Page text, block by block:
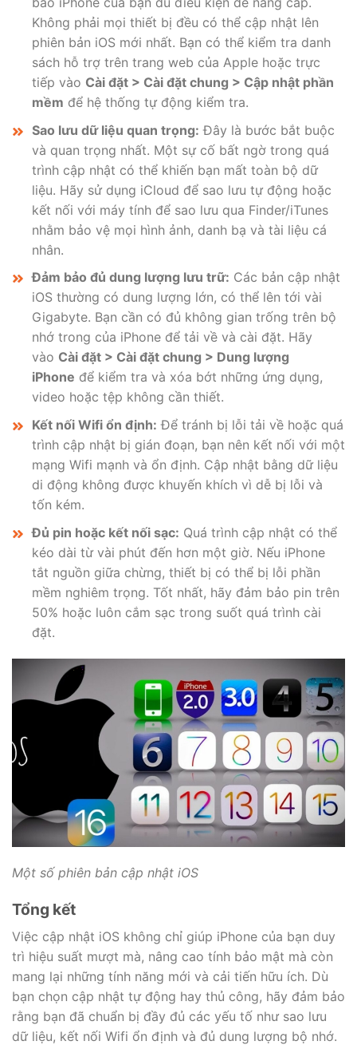
Không phải mọi thiết bị đều có thể cập nhật lên
phiên bản iOS mới nhất. Bạn có thể kiểm tra danh
sách hỗ trợ trên trang web của Apple hoặc trực
tiếp vào Cài đặt > Cài đặt chung > Cập nhật phần
mềm để hệ thống tự động kiểm tra.
Sao lưu dữ liệu quan trọng: Đây là bước bắt buộc
và quan trọng nhất. Một sự cố bất ngờ trong quá
trình cập nhật có thể khiến bạn mất toàn bộ dữ
liệu. Hãy sử dụng iCloud để sao lưu tự động hoặc
kết nối với máy tính để sao lưu qua Finder/iTunes
nhằm bảo vệ mọi hình ảnh, danh bạ và tài liệu cá
nhân.
Đảm bảo đủ dung lượng lưu trữ: Các bản cập nhật
iOS thường có dung lượng lớn, có thể lên tới vài
Gigabyte. Bạn cần có đủ không gian trống trên bộ
nhớ trong của iPhone để tải về và cài đặt. Hãy
vào Cài đặt > Cài đặt chung > Dung lượng
iPhone để kiểm tra và xóa bớt những ứng dụng,
video hoặc tệp không cần thiết.
Kết nối Wifi ổn định: Để tránh bị lỗi tải về hoặc quá
trình cập nhật bị gián đoạn, bạn nên kết nối với một
mạng Wifi mạnh và ổn định. Cập nhật bằng dữ liệu
di động không được khuyến khích vì dễ bị lỗi và
tốn kém.
Đủ pin hoặc kết nối sạc: Quá trình cập nhật có thể
kéo dài từ vài phút đến hơn một giờ. Nếu iPhone
tắt nguồn giữa chừng, thiết bị có thể bị lỗi phần
mềm nghiêm trọng. Tốt nhất, hãy đảm bảo pin trên
50% hoặc luôn cắm sạc trong suốt quá trình cài
đặt.
Một số phiên bản cập nhật iOS
Tổng kết
Việc cập nhật iOS không chỉ giúp iPhone của bạn duy
trì hiệu suất mượt mà, nâng cao tính bảo mật mà còn
mang lại những tính năng mới và cải tiến hữu ích. Dù
bạn chọn cập nhật tự động hay thủ công, hãy đảm bảo
rằng bạn đã chuẩn bị đầy đủ các yếu tố như sao lưu
dữ liệu, kết nối Wifi ổn định và đủ dung lượng bộ nhớ.